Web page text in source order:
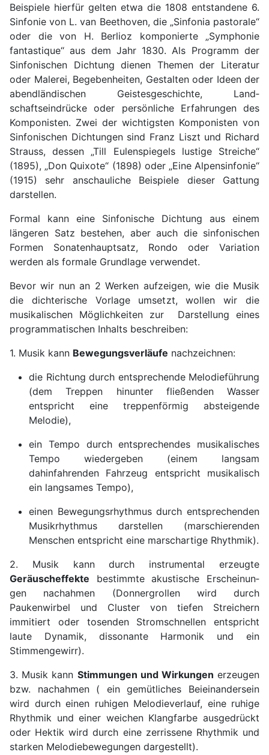
Beispiele hierfür gelten etwa die 1808 entstandene 6.
Sinfonie von L. van Beethoven, die „Sinfonia pastorale“
oder die von H. Berlioz komponierte „Symphonie
fantastique“ aus dem Jahr 1830. Als Programm der
Sinfonischen Dichtung dienen Themen der Literatur
oder Malerei, Begebenhei­ten, Gestalten oder Ideen der
abendlän­dischen Geistesgeschichte, Land­
schaftseindrücke oder persönliche Er­fahrungen des
Komponisten. Zwei der wichtigsten Komponisten von
Sinfonischen Dichtungen sind Franz Liszt und Richard
Strauss, dessen „Till Eulenspiegels lustige Streiche“
(1895), „Don Quixote“ (1898) oder „Eine Alpensinfonie“
(1915) sehr anschauliche Beispiele dieser Gattung
darstellen.
Formal kann eine Sinfonische Dichtung aus einem
längeren Satz bestehen, aber auch die sinfonischen
Formen Sonatenhauptsatz, Rondo oder Variation
werden als formale Grundlage verwendet.
Bevor wir nun an 2 Werken aufzeigen, wie die Musik
die dichterische Vorlage umsetzt, wollen wir die
musikalischen Möglichkeiten zur Darstellung eines
programmatischen Inhalts beschreiben:
1. Musik kann Bewegungsverläufe nachzeichnen:
die Richtung durch entsprechende Melodieführung
(dem Treppen hinunter fließenden Wasser
entspricht eine treppenförmig absteigende
Melodie),
ein Tempo durch entsprechendes musikalisches
Tempo wiedergeben (einem langsam
dahinfahrenden Fahrzeug entspricht musikalisch
ein langsames Tempo),
einen Bewegungsrhythmus durch entsprechenden
Musikrhythmus darstellen (marschierenden
Menschen entspricht eine marschartige Rhythmik).
2. Musik kann durch instrumental erzeugte
Geräuscheffekte bestimmte akustische Erscheinun­
gen nachahmen (Donnergrollen wird durch
Paukenwirbel und Cluster von tiefen Streichern
immitiert oder tosenden Stromschnellen entspricht
laute Dynamik, dissonante Harmonik und ein
Stimmengewirr).
3. Musik kann Stimmungen und Wirkungen erzeugen
bzw. nachahmen ( ein gemütliches Beieinandersein
wird durch einen ruhigen Melodieverlauf, eine ruhige
Rhythmik und einer weichen Klangfarbe ausgedrückt
oder Hektik wird durch eine zerrissene Rhythmik und
starken Melodiebewegungen dargestellt).